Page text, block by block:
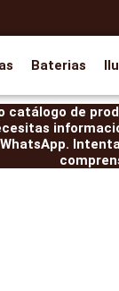
Baterias
catálogo de